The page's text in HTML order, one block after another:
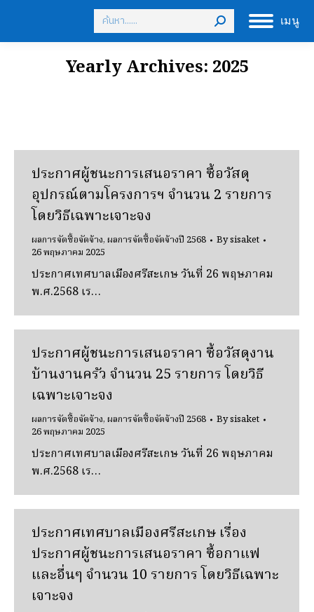
เมนู
Search:
Yearly Archives: 2025
ประกาศผู้ชนะการเสนอราคา ซื้อวัสดุ
อุปกรณ์ตามโครงการฯ จํานวน 2 รายการ
โดยวิธีเฉพาะเจาะจง
ผลการจัดซื้อจัดจ้าง,ผลการจัดซื้อจัดจ้างปี 2568 Bysisaket
26 พฤษภาคม 2025
ประกาศเทศบาลเมืองศรีสะเกษ วันที่ 26 พฤษภาคม
พ.ศ.2568 เร…
ประกาศผู้ชนะการเสนอราคา ซื้อวัสดุงาน
บ้านงานครัว จํานวน 25 รายการ โดยวิธี
เฉพาะเจาะจง
ผลการจัดซื้อจัดจ้าง,ผลการจัดซื้อจัดจ้างปี 2568 Bysisaket
26 พฤษภาคม 2025
ประกาศเทศบาลเมืองศรีสะเกษ วันที่ 26 พฤษภาคม
พ.ศ.2568 เร…
ประกาศเทศบาลเมืองศรีสะเกษ เรื่อง
ประกาศผู้ชนะการเสนอราคา ซื้อกาแฟ
และอื่นๆ จํานวน 10 รายการ โดยวิธีเฉพาะ
เจาะจง